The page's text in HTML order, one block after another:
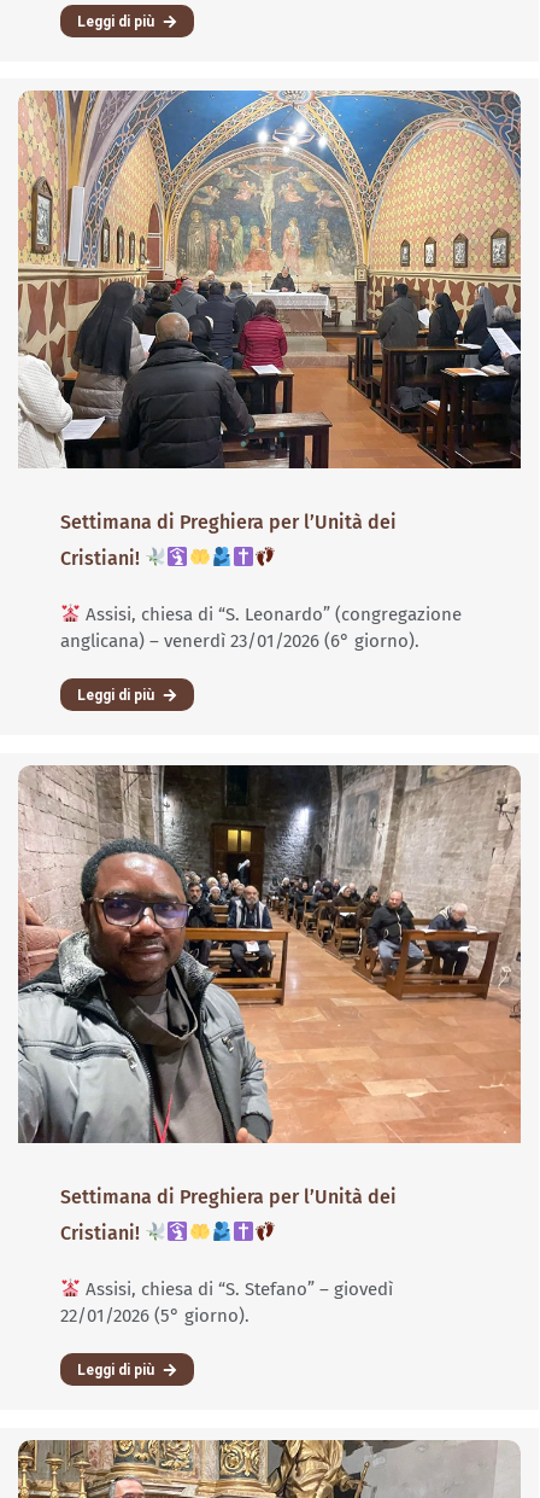
Leggi di più
Settimana di Preghiera per l’Unità dei
Cristiani!
Assisi, chiesa di “S. Leonardo” (congregazione
anglicana) – venerdì 23/01/2026 (6° giorno).
Leggi di più
Settimana di Preghiera per l’Unità dei
Cristiani!
Assisi, chiesa di “S. Stefano” – giovedì
22/01/2026 (5° giorno).
Leggi di più